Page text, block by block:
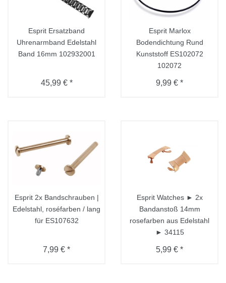
Esprit Ersatzband
Uhrenarmband Edelstahl
Band 16mm 102932001
45,99 € *
Esprit Marlox
Bodendichtung Rund
Kunststoff ES102072
102072
9,99 € *
Esprit 2x Bandschrauben |
Edelstahl, roséfarben / lang
für ES107632
7,99 € *
Esprit Watches ► 2x
Bandanstoß 14mm
rosefarben aus Edelstahl
► 34115
5,99 € *